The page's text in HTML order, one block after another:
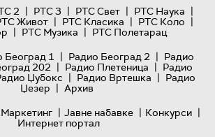
2 | РТС 3 | РТС Свет | РТС Наука |
Живот | РТС Класика | РТС Коло |
| РТС Музика | РТС Полетарац
Београд 1 | Радио Београд 2 | Радио
202 | Радио Плетеница | Радио
Џубокс | Радио Вртешка | Радио
Џезер | Архив
Маркетинг | Јавне набавке | Конкурси |
Интернет портал